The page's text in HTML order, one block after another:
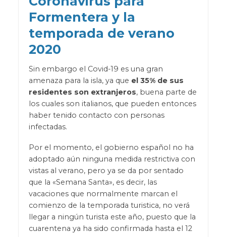
Formentera y la
temporada de verano
2020
Sin embargo el Covid-19 es una gran
amenaza para la isla, ya que el 35% de sus
residentes son extranjeros, buena parte de
los cuales son italianos, que pueden entonces
haber tenido contacto con personas
infectadas.
Por el momento, el gobierno español no ha
adoptado aún ninguna medida restrictiva con
vistas al verano, pero ya se da por sentado
que la «Semana Santa», es decir, las
vacaciones que normalmente marcan el
comienzo de la temporada turistica, no verá
llegar a ningún turista este año, puesto que la
cuarentena ya ha sido confirmada hasta el 12